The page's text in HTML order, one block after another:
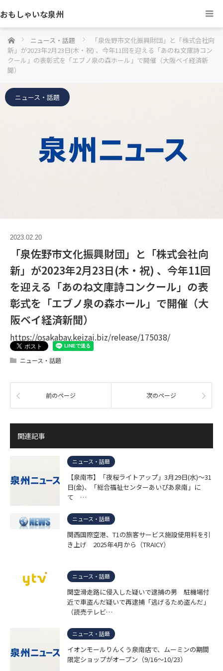
おもしゃいな泉州
ホーム ニュース・話題
「泉佐野市文化振興財団」と「株式会社向
新」が2023年2月23日(木・祝) 、今年11回を迎える「あのね文庫詩コン
クール」の表彰式を「エブノ泉の森ホール」で開催（大阪ベイ経済新
聞）
ニュース・話題
2023.02.20
「泉佐野市文化振興財団」と「株式会社向
新」が2023年2月23日(木・祝) 、今年11回
を迎える「あのね文庫詩コンクール」の表
彰式を「エブノ泉の森ホール」で開催（大
阪ベイ経済新聞）
https://osakabay.keizai.biz/release/175038/
ニュース・話題
前のページ 次のページ
関連記事
ニュース・話題
【泉南市】「夜桜ライトアップ」3月29日(水)～31
日(金)、「総合福祉センターあいぴあ泉南」に
て …
ニュース・話題
関西国際空港、T1の旅客サービス施設使用料を引
き上げ 2025年4月から（TRAICY）
ニュース・話題
関空滑走路に侵入した疑いで逮捕の男 駐機場付
近で車盗んだ疑いで再逮捕「逃げるため盗んだ」
（読売テレビ…
ニュース・話題
イオンモールりんくう泉南店で、ムーミンの期間
限定ショップがオープン（9/16～10/23）